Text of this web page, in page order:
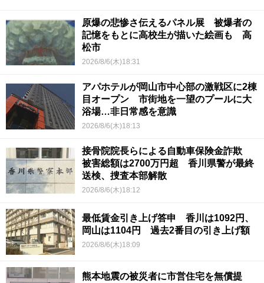
原爆の悲惨さ伝えるパネル展 被爆者の
記憶をもとに高校生が描いた絵画も 高
松市
2026/8/6(木)18:31
アパホテルが岡山市中心部の激戦区に2棟
目オープン 市街地を一望のプールに大
浴場…非日常感を意識
2026/8/6(木)18:13
接骨院院長らによる自動車保険金詐欺
被害総額は2700万円超 香川県警が最終
送検、捜査本部解散
2026/8/6(木)18:12
最低賃金引き上げ答申 香川は1092円、
岡山は1104円 過去2番目の引き上げ額
2026/8/6(木)18:09
熊本地震の被災者に市営住宅を無償提